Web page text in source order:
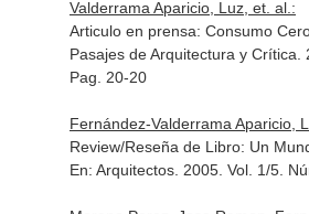
Valderrama Aparicio, Luz, et. al.:
Articulo en prensa: Consumo
Pasajes de Arquitectura y Crítica
Pag. 20-20
Fernández-Valderrama Aparicio,
Review/Reseña de Libro: Un
En: Arquitectos. 2005. Vol. 1/5.